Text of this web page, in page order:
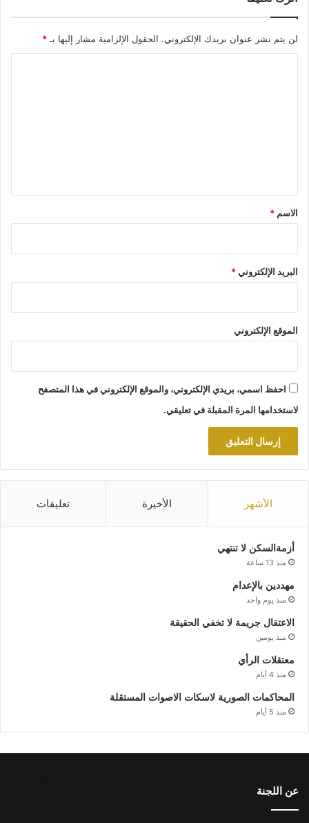
لن يتم نشر عنوان بريدك الإلكتروني. الحقول الإلزامية مشار إليها بـ *
*
الاسم *
البريد الإلكتروني*
الموقع الإلكتروني
احفظ اسمي، بريدي الإلكتروني، والموقع الإلكتروني في هذا المتصفح
لاستخدامها المرة المقبلة في تعليقي.
الأشهر الأخيرة تعليقات
أزمةالسكن لا تنتهي
منذ 13 ساعة
مهددين بالإعدام
منذ يوم واحد
الاعتقال جريمة لا تخفي الحقيقة
منذ يومين
معتقلات الرأي
منذ 4 أيام
المحاكمات الصورية لاسكات الاصوات المستقلة
منذ 5 أيام
عن اللجنة